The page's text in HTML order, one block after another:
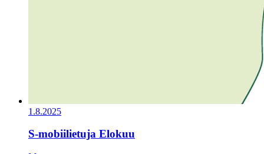
1.8.2025
S-mobiilietuja Elokuu